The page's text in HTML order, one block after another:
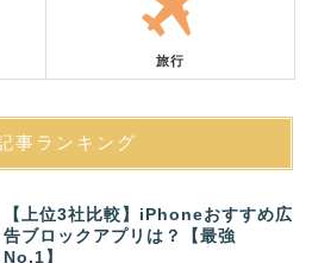
旅行
事ランキング
【上位3社比較】iPhoneおすすめ広
告ブロックアプリは？【最強
No.1】